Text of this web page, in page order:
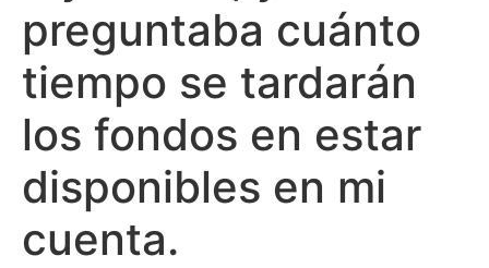
preguntaba cuánto
tiempo se tardarán
los fondos en estar
disponibles en mi
cuenta.